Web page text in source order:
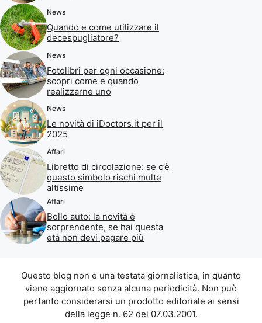
News
Quando e come utilizzare il
decespugliatore?
News
Fotolibri per ogni occasione:
scopri come e quando
realizzarne uno
News
Le novità di iDoctors.it per il
2025
Affari
Libretto di circolazione: se c’è
questo simbolo rischi multe
altissime
Affari
Bollo auto: la novità è
sorprendente, se hai questa
età non devi pagare più
Questo blog non è una testata giornalistica, in quanto
viene aggiornato senza alcuna periodicità. Non può
pertanto considerarsi un prodotto editoriale ai sensi
della legge n. 62 del 07.03.2001.